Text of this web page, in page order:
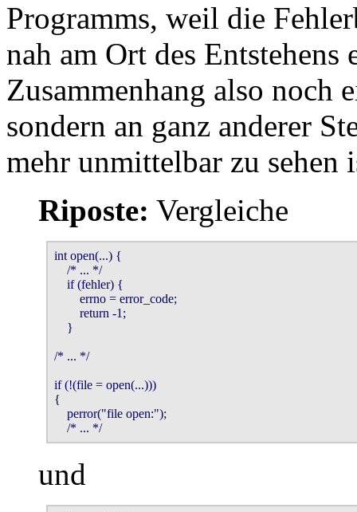
Programms, weil die
nah am Ort des
Zusammenhang also noch
sondern an ganz anderer
mehr unmittelbar zu sehen
Riposte: Vergleiche
int open(...) {
    /* ... */
    if (fehler) {
        errno = error_code;
        return -1;
    }
/* ... */
if (!(file = open(...)))
{
    perror("file open:");
    /* ... */
und